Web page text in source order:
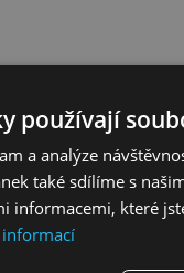
používají
a analýze
také sdílíme s
informacemi, které
informací